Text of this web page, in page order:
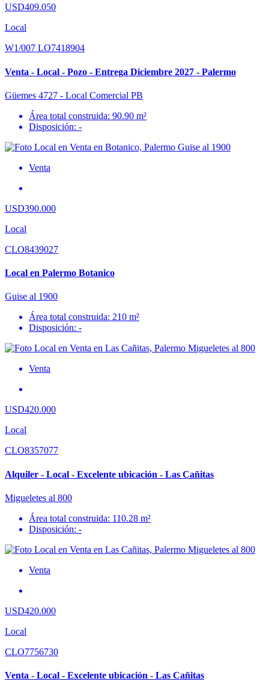
USD409.050
Local
W1/007 LO7418904
Venta - Local - Pozo - Entrega Diciembre 2027 - Palermo
Güemes 4727 - Local Comercial PB
Área total construida: 90.90 m²
Disposición: -
Venta
USD390.000
Local
CLO8439027
Local en Palermo Botanico
Guise al 1900
Área total construida: 210 m²
Disposición: -
Venta
USD420.000
Local
CLO8357077
Alquiler - Local - Excelente ubicación - Las Cañitas
Migueletes al 800
Área total construida: 110.28 m²
Disposición: -
Venta
USD420.000
Local
CLO7756730
Venta - Local - Excelente ubicación - Las Cañitas